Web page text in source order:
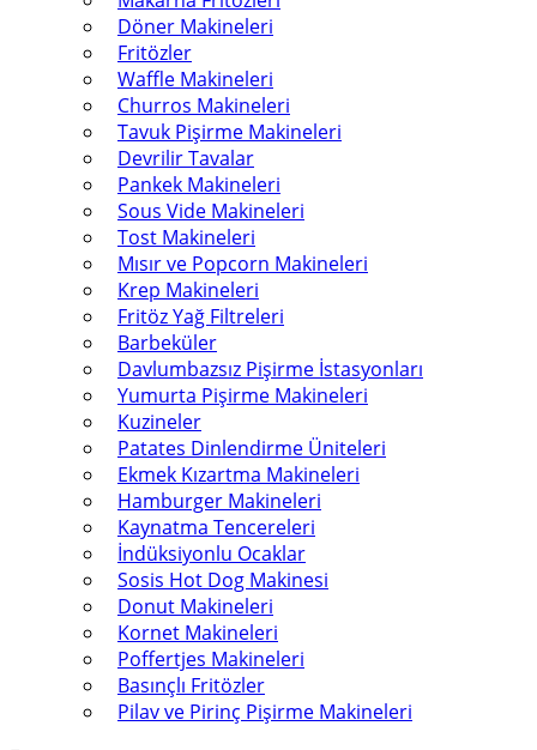
Döner Makineleri
Fritözler
Waffle Makineleri
Churros Makineleri
Tavuk Pişirme Makineleri
Devrilir Tavalar
Pankek Makineleri
Sous Vide Makineleri
Tost Makineleri
Mısır ve Popcorn Makineleri
Krep Makineleri
Fritöz Yağ Filtreleri
Barbeküler
Davlumbazsız Pişirme İstasyonları
Yumurta Pişirme Makineleri
Kuzineler
Patates Dinlendirme Üniteleri
Ekmek Kızartma Makineleri
Hamburger Makineleri
Kaynatma Tencereleri
İndüksiyonlu Ocaklar
Sosis Hot Dog Makinesi
Donut Makineleri
Kornet Makineleri
Poffertjes Makineleri
Basınçlı Fritözler
Pilav ve Pirinç Pişirme Makineleri